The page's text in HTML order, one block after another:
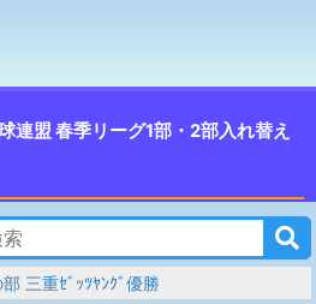
連盟 春季リーグ1部・2部入れ替え
会 ﾚｷﾞｭﾗｰの部 三重ｾﾞｯﾂﾔﾝｸﾞ優勝